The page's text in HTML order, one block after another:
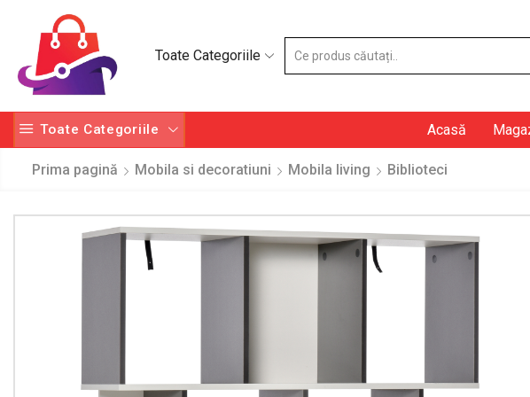
Toate Categoriile
Toate Categoriile Acasă
Prima pagină Mobila si decoratiuni Mobila living Biblioteci